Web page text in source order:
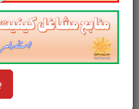
خلاصه
آیت الله